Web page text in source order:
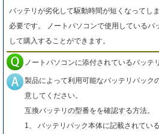
バッテリが劣化して駆動時間が短くなってし
必要です。 ノートパソコンで使用しているバ
して購入することができます。
ノートパソコンに添付されているバッテ
製品によって利用可能なバッテリパック
意してください。
互換バッテリの型番をを確認する方法。
1、 バッテリパック本体に記載されている